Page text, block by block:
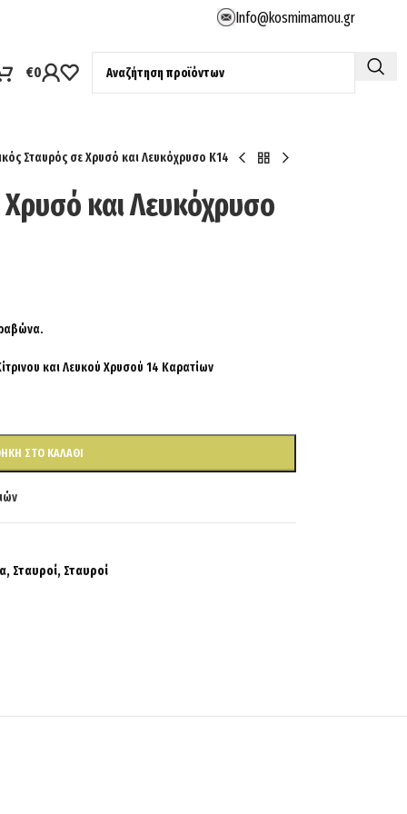
Info@kosmimamou.gr
€0
Σταυρός σε Χρυσό και Λευκόχρυσο Κ14
και Λευκόχρυσο
και Λευκού Χρυσού 14 Καρατίων
ΣΤΟ ΚΑΛΆΘΙ
, Σταυροί, Σταυροί